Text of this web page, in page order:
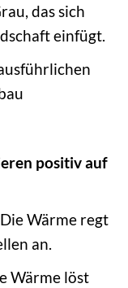
das sich
einfügt.
positiv auf
Die Wärme regt
an.
Wärme löst